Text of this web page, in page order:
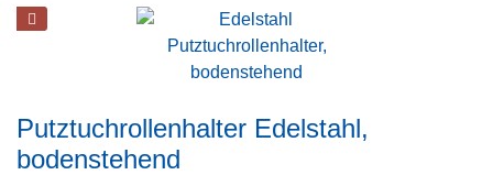
Putztuchrollenhalter Edelstahl,
bodenstehend